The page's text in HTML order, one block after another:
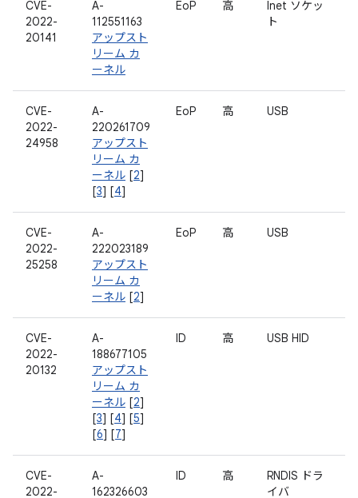
CVE-
2022-
20141
A-
112551163
アップスト
リーム カ
ーネル
EoP 高
Inet ソケッ
ト
CVE-
2022-
24958
A-
220261709
アップスト
リーム カ
ーネル [2]
[3] [4]
EoP 高 USB
CVE-
2022-
25258
A-
222023189
アップスト
リーム カ
ーネル [2]
EoP 高 USB
CVE-
2022-
20132
A-
188677105
アップスト
リーム カ
ーネル [2]
[3] [4] [5]
[6] [7]
ID 高 USB HID
CVE-
2022-
A-
162326603
ID 高
RNDIS ドラ
イバ